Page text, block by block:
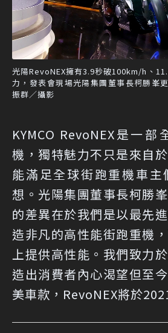
光陽RevoNEX擁有3.9秒破100km/h、
力，發表會現場光陽集團董事長柯勝峯
振群／攝影
KYMCO RevoNEX是一
機，獨特魅力不只是來自
能滿足全球街跑重機車主
想。光陽集團董事長柯勝
的差異在於我們是以最先
造非凡的高性能街跑重機
上提供高性能。我們致力
造出消費者內心渴望但至
美車款，RevoNEX將於